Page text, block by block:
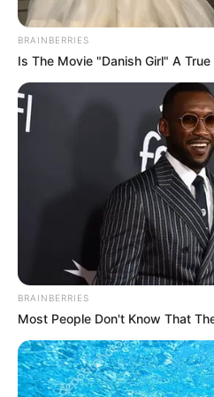
રાજીનામાની જાણકારી આપી
બાદ તેમના છાવણીના
રાજીનામું આપી દીધું છે.
Related Articles
અમદાવાદમાં
રહેલા લોકોનો
2 Weeks Ago
BRAINBERRIES
Is The Movie "Danish Girl" A True
BRAINBERRIES
Most People Don't Know That